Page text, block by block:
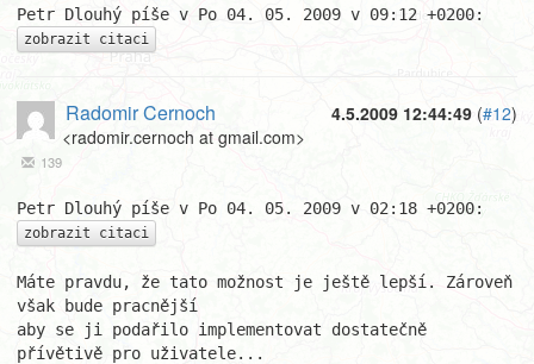
zobrazit citaci
4.5.2009 12:44:49 (#12)
Radomir Cernoch
<radomir.cernoch at gmail.com>
139
zobrazit citaci
Máte pravdu, že tato možnost je ještě lepší. Zároveň
však bude pracnější
aby se ji podařilo implementovat dostatečně
přívětivě pro uživatele...